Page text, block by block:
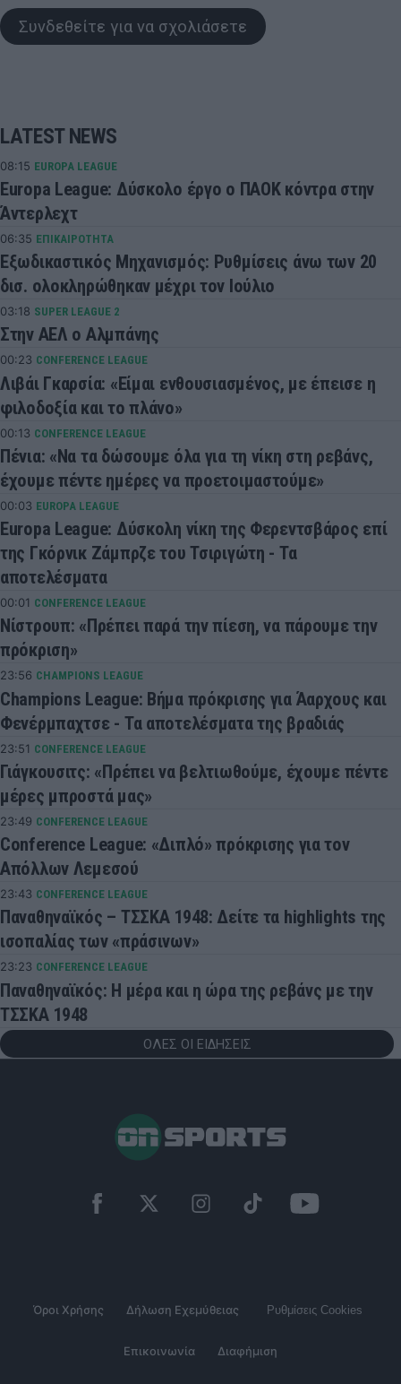
Συνδεθείτε για να σχολιάσετε
LATEST NEWS
08:15 EUROPA LEAGUE
Europa League: Δύσκολο έργο ο ΠΑΟΚ κόντρα στην
Άντερλεχτ
06:35 ΕΠΙΚΑΙΡΟΤΗΤΑ
Εξωδικαστικός Μηχανισμός: Ρυθμίσεις άνω των 20
δισ. ολοκληρώθηκαν μέχρι τον Ιούλιο
03:18 SUPER LEAGUE 2
Στην ΑΕΛ ο Αλμπάνης
00:23 CONFERENCE LEAGUE
Λιβάι Γκαρσία: «Είμαι ενθουσιασμένος, με έπεισε η
φιλοδοξία και το πλάνο»
00:13 CONFERENCE LEAGUE
Πένια: «Να τα δώσουμε όλα για τη νίκη στη ρεβάνς,
έχουμε πέντε ημέρες να προετοιμαστούμε»
00:03 EUROPA LEAGUE
Europa League: Δύσκολη νίκη της Φερεντσβάρος επί
της Γκόρνικ Ζάμπρζε του Τσιριγώτη - Τα
αποτελέσματα
00:01 CONFERENCE LEAGUE
Νίστρουπ: «Πρέπει παρά την πίεση, να πάρουμε την
πρόκριση»
23:56 CHAMPIONS LEAGUE
Champions League: Βήμα πρόκρισης για Άαρχους και
Φενέρμπαχτσε - Τα αποτελέσματα της βραδιάς
23:51 CONFERENCE LEAGUE
Γιάγκουσιτς: «Πρέπει να βελτιωθούμε, έχουμε πέντε
μέρες μπροστά μας»
23:49 CONFERENCE LEAGUE
Conference League: «Διπλό» πρόκρισης για τον
Απόλλων Λεμεσού
23:43 CONFERENCE LEAGUE
Παναθηναϊκός – ΤΣΣΚΑ 1948: Δείτε τα highlights της
ισοπαλίας των «πράσινων»
23:23 CONFERENCE LEAGUE
Παναθηναϊκός: Η μέρα και η ώρα της ρεβάνς με την
ΤΣΣΚΑ 1948
ΟΛΕΣ ΟΙ ΕΙΔΗΣΕΙΣ
Όροι Χρήσης Δήλωση Εχεμύθειας Ρυθμίσεις Cookies
Επικοινωνία Διαφήμιση